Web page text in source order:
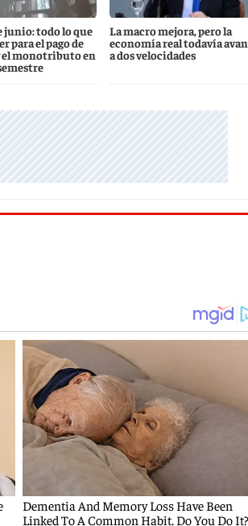
junio: todo lo que
para el pago de
el monotributo en
La macro mejora, pero la
economía real todavía
a dos velocidades